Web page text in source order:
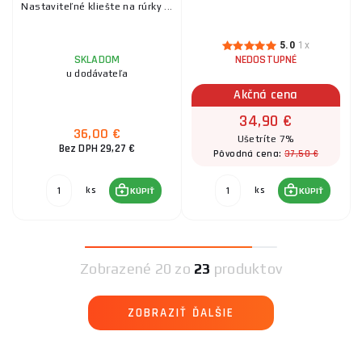
Nastaviteľné kliešte na rúrky ...
SKLADOM
u dodávateľa
36,00 €
Bez DPH 29,27 €
ks KÚPIŤ
5.0 1x
NEDOSTUPNÉ
Akčná cena
34,90 €
Ušetríte 7%
Pôvodná cena:37,50 €
ks KÚPIŤ
Zobrazené 20 zo 23 produktov
ZOBRAZIŤ ĎALŠIE